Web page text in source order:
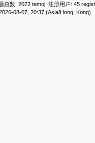
总数: 2072 temoj; 注册用户: 45
08-07, 20:37 (Asia/Hong_Kong)